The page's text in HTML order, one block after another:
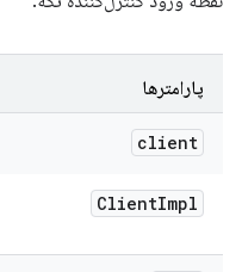
پارامترها
client
ClientImpl